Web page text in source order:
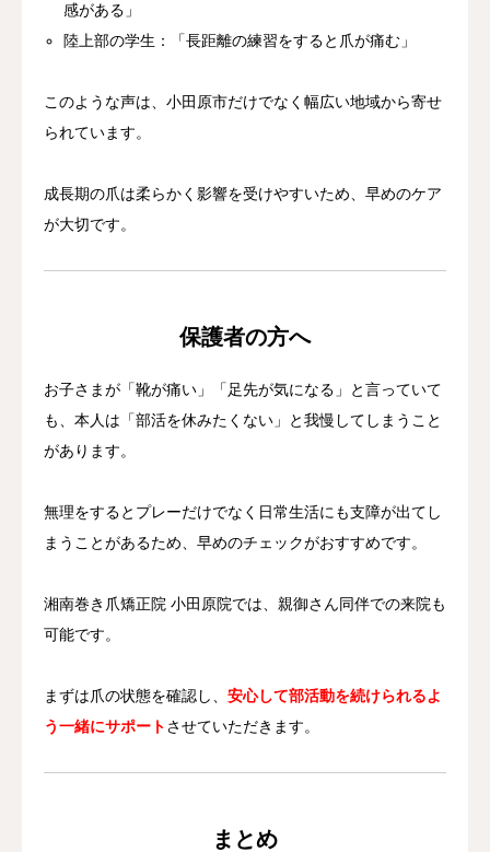
感がある」
陸上部の学生：「長距離の練習をすると爪が痛む」
このような声は、小田原市だけでなく幅広い地域から寄せ
られています。
成長期の爪は柔らかく影響を受けやすいため、早めのケア
が大切です。
保護者の方へ
お子さまが「靴が痛い」「足先が気になる」と言っていて
も、本人は「部活を休みたくない」と我慢してしまうこと
があります。
無理をするとプレーだけでなく日常生活にも支障が出てし
まうことがあるため、早めのチェックがおすすめです。
湘南巻き爪矯正院 小田原院では、親御さん同伴での来院も
可能です。
まずは爪の状態を確認し、 安心して部活動を続けられるよ
う一緒にサポートさせていただきます。
まとめ